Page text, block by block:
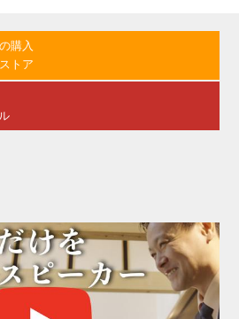
「WiZMUSIC」（ウィズミュージック）という
ービスも提供していた。 従来はステレオ2ch
購入
トア